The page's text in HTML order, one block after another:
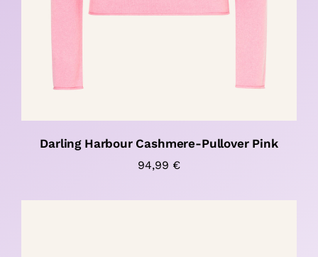
Darling Harbour Cashmere-Pullover Pink
94,99 €